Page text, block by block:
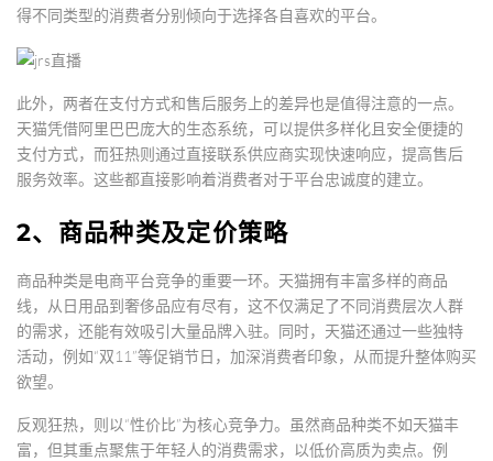
得不同类型的消费者分别倾向于选择各自喜欢的平台。
此外，两者在支付方式和售后服务上的差异也是值得注意的一点。
天猫凭借阿里巴巴庞大的生态系统，可以提供多样化且安全便捷的
支付方式，而狂热则通过直接联系供应商实现快速响应，提高售后
服务效率。这些都直接影响着消费者对于平台忠诚度的建立。
2、商品种类及定价策略
商品种类是电商平台竞争的重要一环。天猫拥有丰富多样的商品
线，从日用品到奢侈品应有尽有，这不仅满足了不同消费层次人群
的需求，还能有效吸引大量品牌入驻。同时，天猫还通过一些独特
活动，例如“双11”等促销节日，加深消费者印象，从而提升整体购买
欲望。
反观狂热，则以“性价比”为核心竞争力。虽然商品种类不如天猫丰
富，但其重点聚焦于年轻人的消费需求，以低价高质为卖点。例